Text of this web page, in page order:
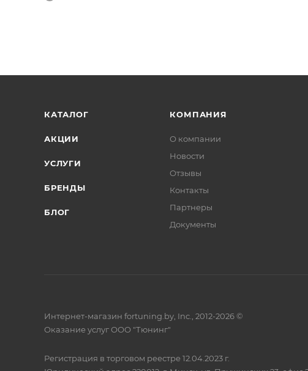
КАТАЛОГ
АКЦИИ
УСЛУГИ
БРЕНДЫ
БЛОГ
КОМПАНИЯ
О компании
Новости
Отзывы
Контакты
Партнеры
Документы
Интернет-магазин fortuning.by, Inc., 2012-2026 ©
Оказание услуг ООО "Тюнинг"
Регистрация в торговом реестре 12.04.2023 г.